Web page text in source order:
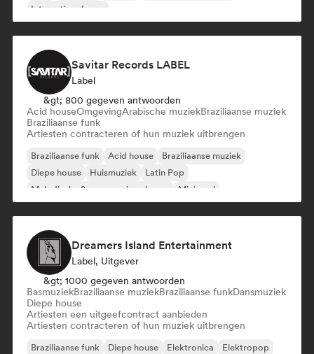
Internationale rap
Savitar Records LABEL
Label
&gt; 800 gegeven antwoorden
Acid houseOmgevingArabische muziekBraziliaanse muziek
Braziliaanse funk
Artiesten contracteren of hun muziek uitbrengen
Braziliaanse funk Acid house
Braziliaanse muziek
Diepe house
Huismuziek
Latin Pop
Melodische & progressieve house
Minimaal
Dreamers Island Entertainment
Label, Uitgever
&gt; 1000 gegeven antwoorden
BasmuziekBraziliaanse muziekBraziliaanse funkDansmuziek
Diepe house
Artiesten een uitgeefcontract aanbieden
Artiesten contracteren of hun muziek uitbrengen
Braziliaanse funk Diepe house Elektronica
Elektropop